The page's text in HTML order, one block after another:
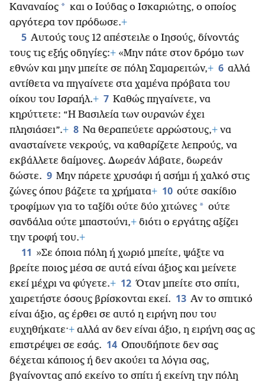
Καναναίος * και ο Ιούδας ο Ισκαριώτης, ο οποίος
αργότερα τον πρόδωσε.+
5 Αυτούς τους 12 απέστειλε ο Ιησούς, δίνοντάς
τους τις εξής οδηγίες:+ «Μην πάτε στον δρόμο των
εθνών και μην μπείτε σε πόλη Σαμαρειτών,+ 6 αλλά
αντίθετα να πηγαίνετε στα χαμένα πρόβατα του
οίκου του Ισραήλ.+ 7 Καθώς πηγαίνετε, να
κηρύττετε: “Η Βασιλεία των ουρανών έχει
πλησιάσει”.+ 8 Να θεραπεύετε αρρώστους,+ να
ανασταίνετε νεκρούς, να καθαρίζετε λεπρούς, να
εκβάλλετε δαίμονες. Δωρεάν λάβατε, δωρεάν
δώστε. 9 Μην πάρετε χρυσάφι ή ασήμι ή χαλκό στις
ζώνες όπου βάζετε τα χρήματα+ 10 ούτε σακίδιο
τροφίμων για το ταξίδι ούτε δύο χιτώνες * ούτε
σανδάλια ούτε μπαστούνι,+ διότι ο εργάτης αξίζει
την τροφή του.+
11 »Σε όποια πόλη ή χωριό μπείτε, ψάξτε να
βρείτε ποιος μέσα σε αυτά είναι άξιος και μείνετε
εκεί μέχρι να φύγετε.+ 12 Όταν μπείτε στο σπίτι,
χαιρετήστε όσους βρίσκονται εκεί. 13 Αν το σπιτικό
είναι άξιο, ας έρθει σε αυτό η ειρήνη που του
ευχηθήκατε·+ αλλά αν δεν είναι άξιο, η ειρήνη σας ας
επιστρέψει σε εσάς. 14 Οπουδήποτε δεν σας
δέχεται κάποιος ή δεν ακούει τα λόγια σας,
βγαίνοντας από εκείνο το σπίτι ή εκείνη την πόλη